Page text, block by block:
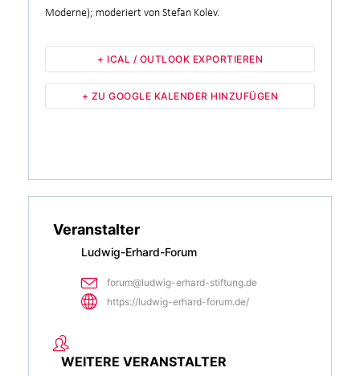
Moderne); moderiert von Stefan Kolev.
+ ZU GOOGLE KALENDER HINZUFÜGEN
+ ICAL / OUTLOOK EXPORTIEREN
Veranstalter
Ludwig-Erhard-Forum
forum@ludwig-erhard-stiftung.de
https://ludwig-erhard-forum.de/
WEITERE VERANSTALTER